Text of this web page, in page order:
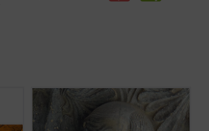
Los ojos de la
continúa representando una concepción
teológica muy significativa en la historia